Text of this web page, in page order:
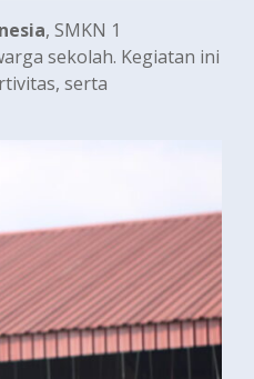
, SMKN 1
sekolah. Kegiatan ini
serta